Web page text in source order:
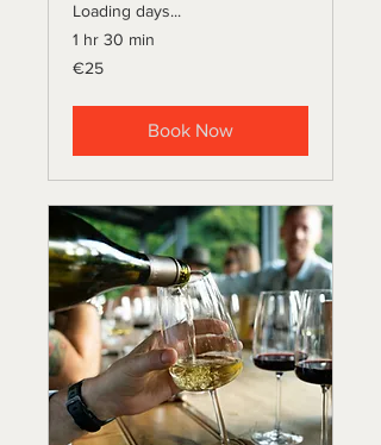
Loading days...
1 hr 30 min
25
euros
€25
Book Now